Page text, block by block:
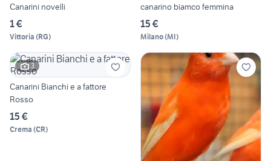
Canarini novelli
1 €
Vittoria (RG)
canarino biamco femmina
15 €
Milano(MI)
3
Canarini Bianchi e a fattore
Rosso
15 €
Crema (CR)